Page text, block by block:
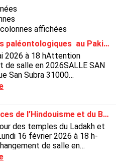
affichées
Recherches paléontologiques au Pakistan
2026 à 18 hAttention
de salle en 2026SALLE SAN
San Subra 31000
Saint Cyprien)Conférence
Les influences de l’Hindouisme et du Bouddhisme
des temples du Ladakh et
16 février 2026 à 18 h-
de salle en
Subra – 2, rue San Subra,